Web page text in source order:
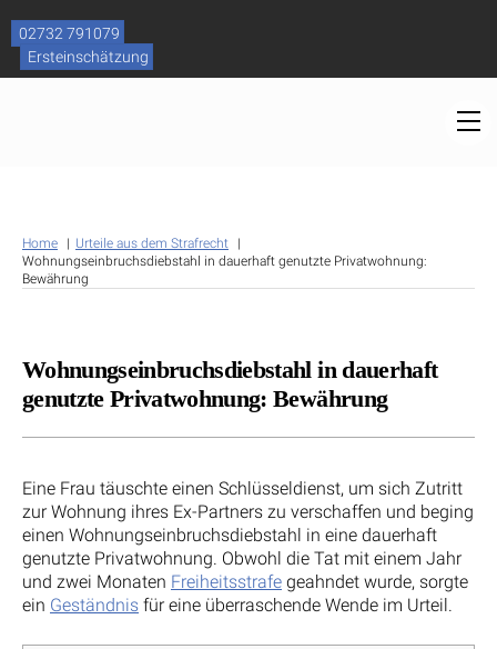
content
02732 791079
Ersteinschätzung
Home
Urteile aus dem Strafrecht
Wohnungseinbruchsdiebstahl in dauerhaft genutzte Privatwohnung:
Bewährung
Wohnungseinbruchsdiebstahl in dauerhaft
genutzte Privatwohnung: Bewährung
Eine Frau täuschte einen Schlüsseldienst, um sich Zutritt
zur Wohnung ihres Ex-Partners zu verschaffen und beging
einen Wohnungseinbruchsdiebstahl in eine dauerhaft
genutzte Privatwohnung. Obwohl die Tat mit einem Jahr
und zwei Monaten Freiheitsstrafe geahndet wurde, sorgte
ein Geständnis für eine überraschende Wende im Urteil.